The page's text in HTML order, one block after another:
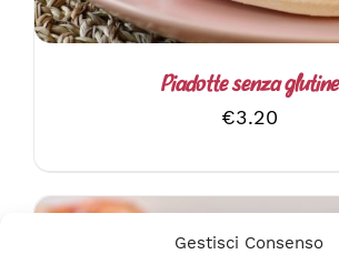
Gestisci Consenso
Piadotte senza glutine
€3.20